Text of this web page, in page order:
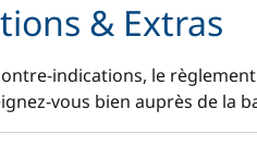
& Extras
indications, le
vous bien auprès de la